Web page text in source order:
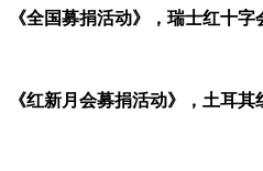
《全国募捐活动》，瑞士红十字
《红新月会募捐活动》，土耳其